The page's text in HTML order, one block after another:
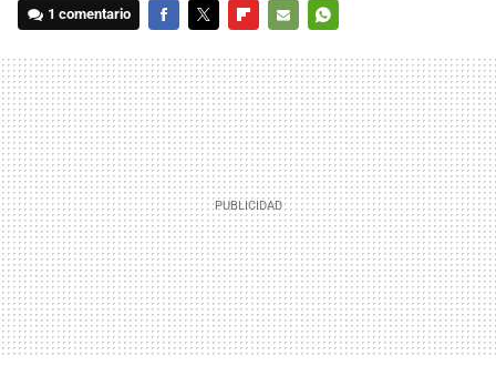
1 comentario
MAIL